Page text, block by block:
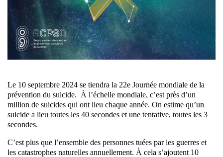
Le 10 septembre 2024 se tiendra la 22e Journée mondiale de la
prévention du suicide. À l’échelle mondiale, c’est près d’un
million de suicides qui ont lieu chaque année. On estime qu’un
suicide a lieu toutes les 40 secondes et une tentative, toutes les 3
secondes.
C’est plus que l’ensemble des personnes tuées par les guerres et
les catastrophes naturelles annuellement. À cela s’ajoutent 10